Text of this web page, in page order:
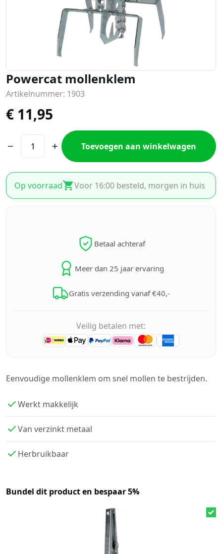
Powercat mollenklem
Artikelnummer: 1903
€ 11,95
Toevoegen aan winkelwagen
Op voorraad Voor 16:00 besteld, morgen in huis
Betaal achteraf
Meer dan 25 jaar ervaring
Gratis verzending vanaf €40,-
Veilig betalen met:
Eenvoudige mollenklem om snel mollen te bestrijden.
Werkt makkelijk
Van verzinkt metaal
Herbruikbaar
Bundel dit product en bespaar 5%